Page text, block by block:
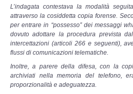
Copia/Acquisizione
Bonifiche Digitali
Incident Response
L’indagata contestava la modalità
attraverso la cosiddetta copia forense.
per entrare in “possesso” dei messaggi
dovuto adottare la procedura prevista
intercettazioni (articoli 266 e seguenti),
flussi di comunicazioni telematiche.
Inoltre, a parere della difesa, con la
archiviati nella memoria del telefono,
proporzionalità e adeguatezza.